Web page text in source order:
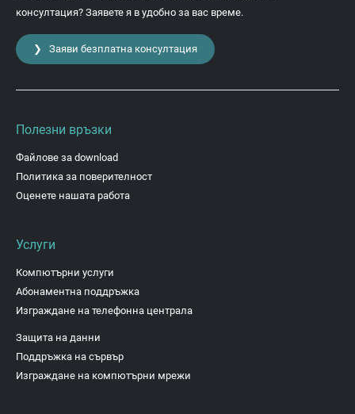
консултация? Заявете я в удобно за вас време.
❯ Заяви безплатна консултация
Полезни връзки
Файлове за download
Политика за поверителност
Оценете нашата работа
Услуги
Компютърни услуги
Абонаментна поддръжка
Изграждане на телефонна централа
Защита на данни
Поддръжка на сървър
Изграждане на компютърни мрежи